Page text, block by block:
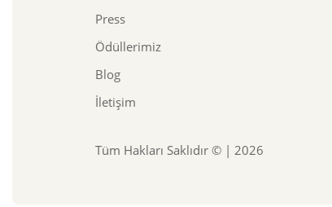
Press
Ödüllerimiz
Blog
İletişim
Tüm Hakları Saklıdır © | 2026